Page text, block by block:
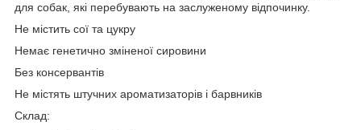
для собак, які перебувають на заслуженому відпочинку.
Не містить сої та цукру
Немає генетично зміненої сировини
Без консервантів
Не містять штучних ароматизаторів і барвників
Склад: